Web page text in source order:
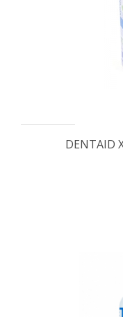
DENTAID